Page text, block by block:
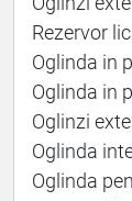
Rezervor
Oglinda in
Oglinda in
Oglinzi
Oglinda
Oglinda